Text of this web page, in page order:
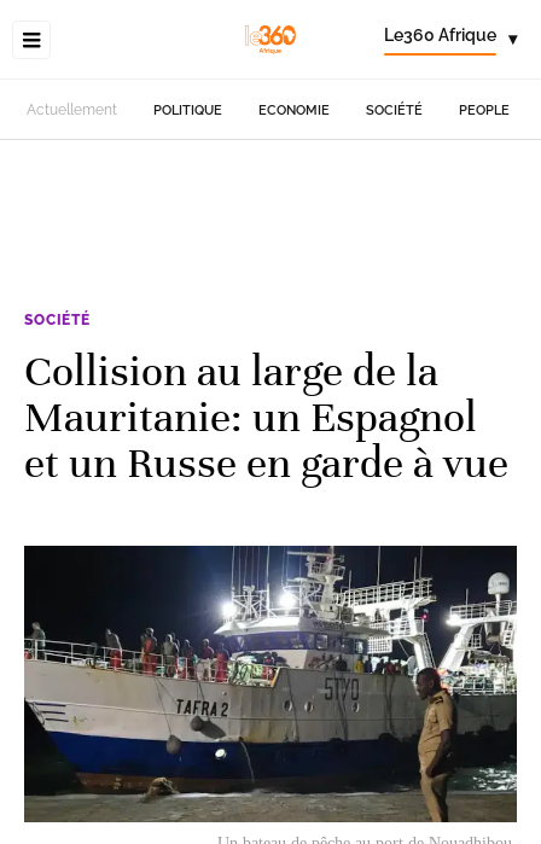
Le360 Afrique ▾
Actuellement POLITIQUE ECONOMIE SOCIÉTÉ PEOPLE
SOCIÉTÉ
Collision au large de la
Mauritanie: un Espagnol
et un Russe en garde à vue